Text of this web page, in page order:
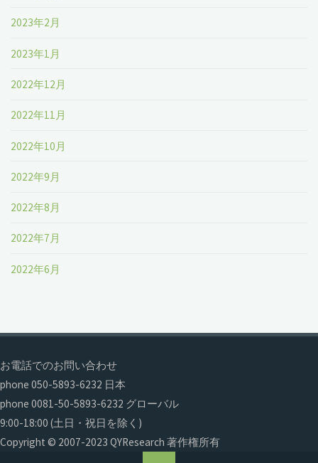
2023年2月
2023年1月
2022年12月
2022年11月
2022年10月
2022年9月
2022年8月
2022年7月
2022年6月
お電話でのお問い合わせ
phone 050-5893-6232 日本
phone 0081-50-5893-6232 グローバル
9:00-18:00 (土日・祝日を除く)
Copyright © 2007-2023 QYResearch 著作権所有